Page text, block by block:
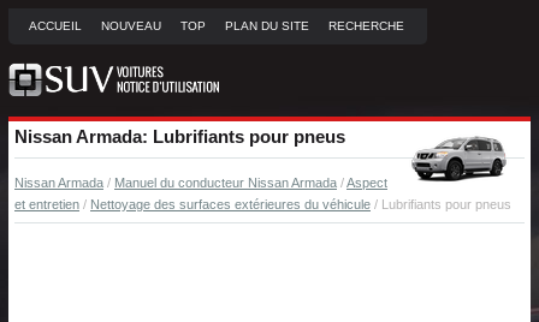
ACCUEIL NOUVEAU TOP PLAN DU SITE RECHERCHE
Nissan Armada: Lubrifiants pour pneus
Nissan Armada / Manuel du conducteur Nissan Armada /Aspect
et entretien / Nettoyage des surfaces extérieures du véhicule / Lubrifiants pour pneus